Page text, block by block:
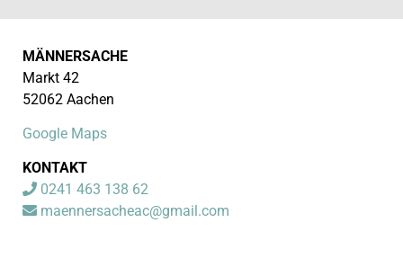
MÄNNERSACHE
Markt 42
52062 Aachen
Google Maps
KONTAKT
0241 463 138 62
maennersacheac@gmail.com